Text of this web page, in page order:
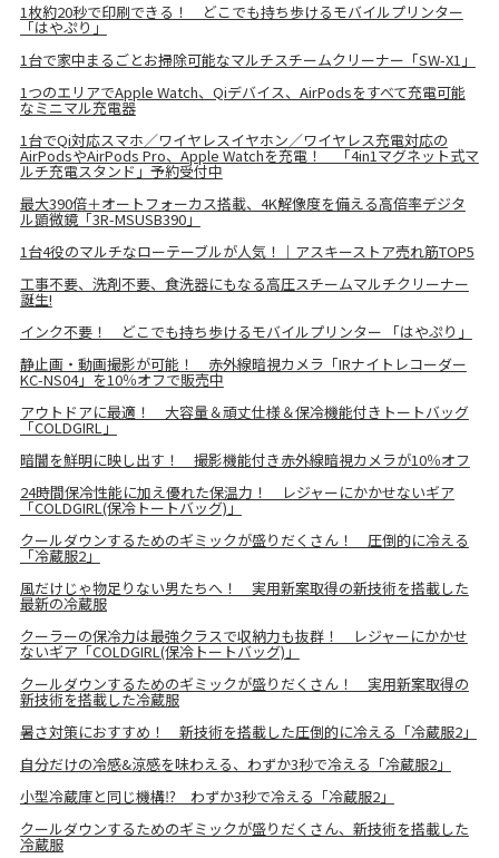
1枚約20秒で印刷できる！ どこでも持ち歩けるモバイルプリンター
「はやぷり」
1台で家中まるごとお掃除可能なマルチスチームクリーナー「SW-X1」
1つのエリアでApple Watch、Qiデバイス、AirPodsをすべて充電可能
なミニマル充電器
1台でQi対応スマホ／ワイヤレスイヤホン／ワイヤレス充電対応の
AirPodsやAirPods Pro、Apple Watchを充電！ 「4in1マグネット式マ
ルチ充電スタンド」予約受付中
最大390倍＋オートフォーカス搭載、4K解像度を備える高倍率デジタ
ル顕微鏡「3R-MSUSB390」
1台4役のマルチなローテーブルが人気！｜アスキーストア売れ筋TOP5
工事不要、洗剤不要、食洗器にもなる高圧スチームマルチクリーナー
誕生!
インク不要！ どこでも持ち歩けるモバイルプリンター 「はやぷり」
静止画・動画撮影が可能！ 赤外線暗視カメラ「IRナイトレコーダー
KC-NS04」を10％オフで販売中
アウトドアに最適！ 大容量＆頑丈仕様＆保冷機能付きトートバッグ
「COLDGIRL」
暗闇を鮮明に映し出す！ 撮影機能付き赤外線暗視カメラが10％オフ
24時間保冷性能に加え優れた保温力！ レジャーにかかせないギア
「COLDGIRL(保冷トートバッグ)」
クールダウンするためのギミックが盛りだくさん！ 圧倒的に冷える
「冷蔵服2」
風だけじゃ物足りない男たちへ！ 実用新案取得の新技術を搭載した
最新の冷蔵服
クーラーの保冷力は最強クラスで収納力も抜群！ レジャーにかかせ
ないギア「COLDGIRL(保冷トートバッグ)」
クールダウンするためのギミックが盛りだくさん！ 実用新案取得の
新技術を搭載した冷蔵服
暑さ対策におすすめ！ 新技術を搭載した圧倒的に冷える「冷蔵服2」
自分だけの冷感&涼感を味わえる、わずか3秒で冷える「冷蔵服2」
小型冷蔵庫と同じ機構⁉ わずか3秒で冷える「冷蔵服2」
クールダウンするためのギミックが盛りだくさん、新技術を搭載した
冷蔵服